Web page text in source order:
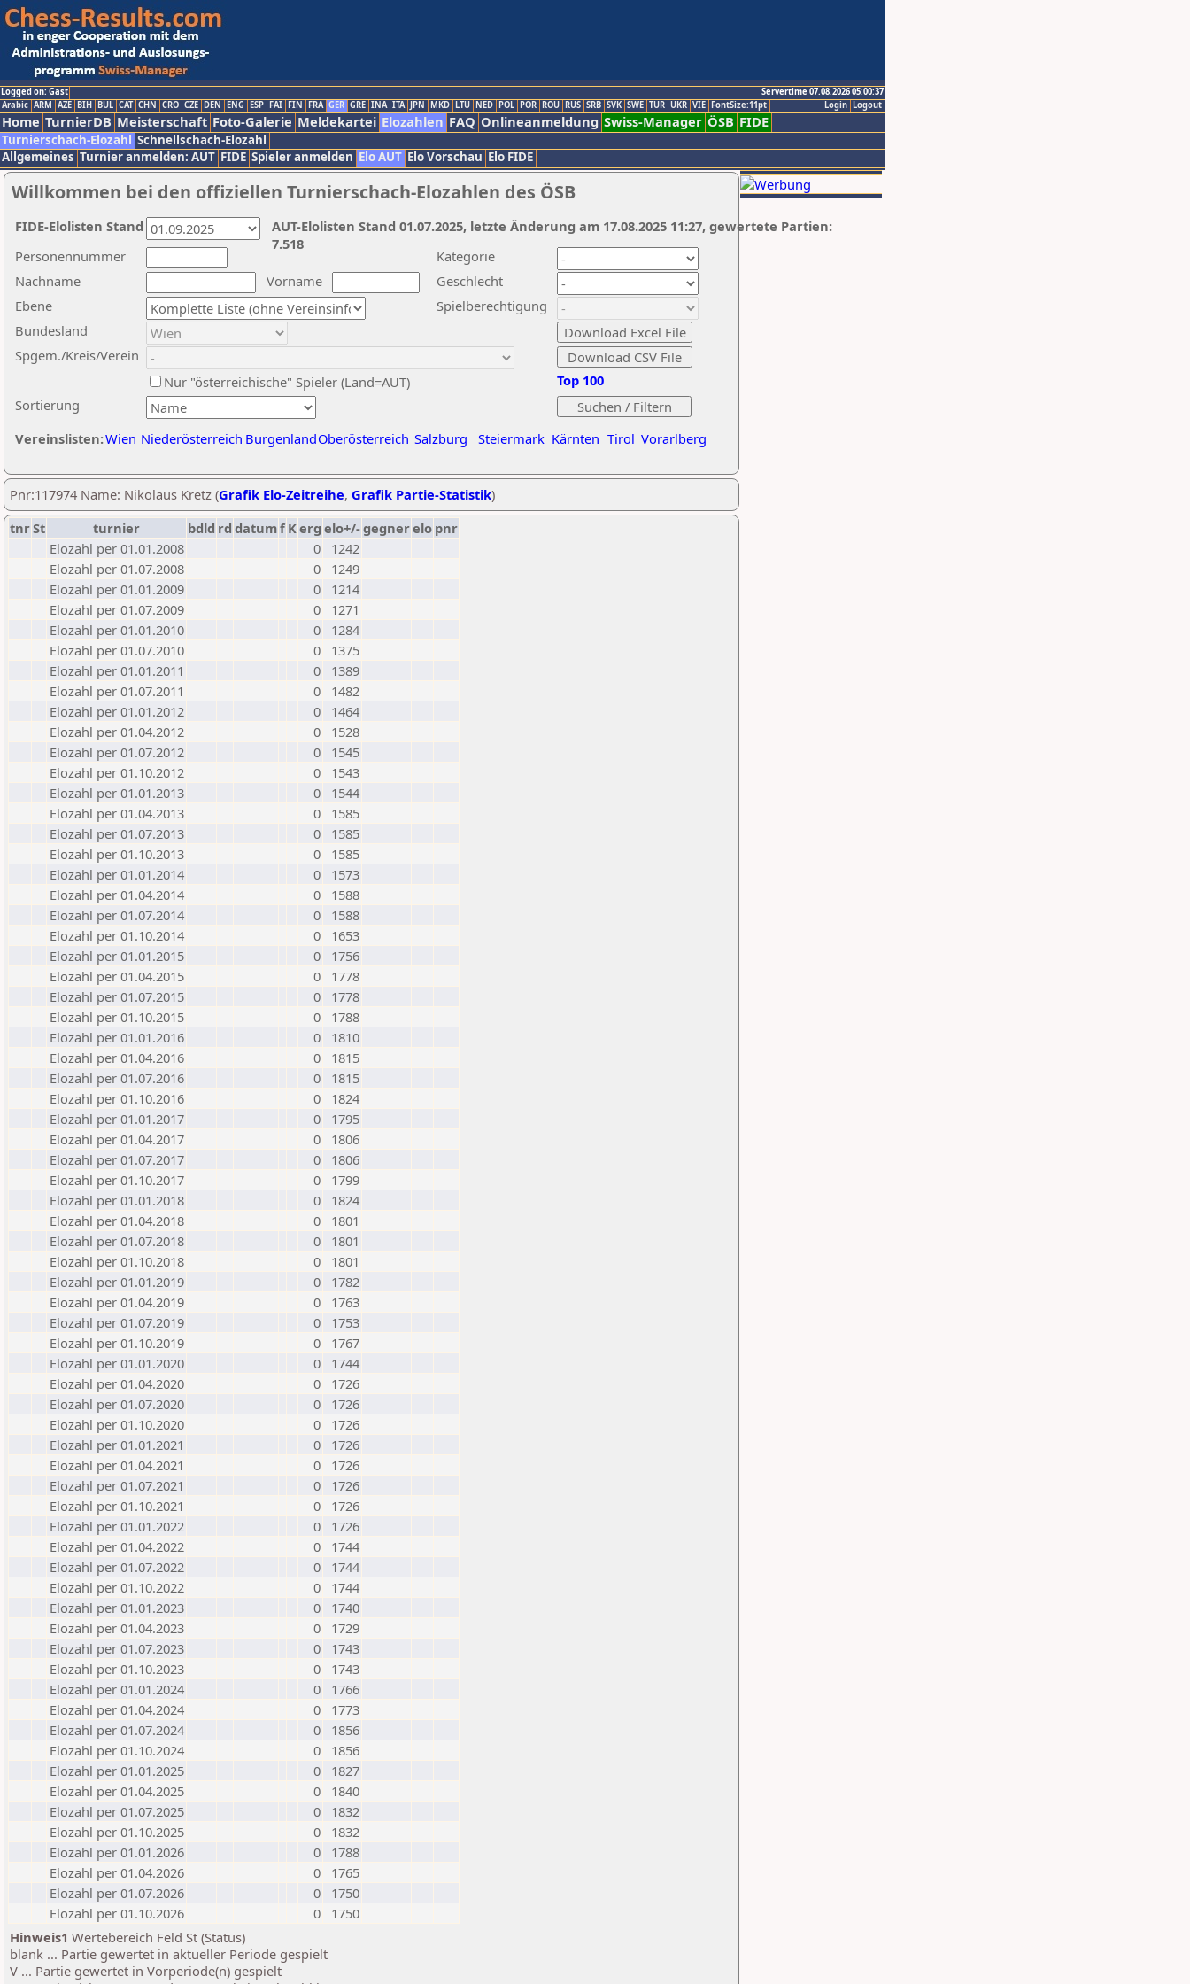
Logged on: Gast
Servertime 07.08.2026 05:00:37
Logout
Login
Arabic ARM AZE BIH BUL CAT CHN CRO CZE DEN ENG ESP FAI FIN FRA GER GRE INA ITA JPN MKD LTU NED POL POR ROU RUS SRB SVK SWE TUR UKR VIE FontSize:11pt
Home TurnierDB Meisterschaft Foto-Galerie Meldekartei Elozahlen FAQ Onlineanmeldung Swiss-Manager ÖSB FIDE
Turnierschach-Elozahl Schnellschach-Elozahl
Allgemeines Turnier anmelden: AUT FIDE Spieler anmelden Elo AUT Elo Vorschau Elo FIDE
Willkommen bei den offiziellen Turnierschach-Elozahlen des ÖSB
Nachname
Vorname
Ebene
Kategorie
Sortierung
Personennummer
Bundesland
Spgem./Kreis/Verein
Geschlecht
Nur "österreichische" Spieler (Land=AUT)
Spielberechtigung
Vereinslisten:Wien Niederösterreich BurgenlandOberösterreich Salzburg Steiermark Kärnten Tirol Vorarlberg
Top 100
AUT-Elolisten Stand 01.07.2025, letzte Änderung am 17.08.2025 11:27, gewertete Partien:
7.518
FIDE-Elolisten Stand
Pnr:117974 Name: Nikolaus Kretz (Grafik Elo-Zeitreihe, Grafik Partie-Statistik)
tnrSt turnier bdld rd datumf Kerg elo+/-gegnerelo pnr
Elozahl per 01.01.2008
0
1242
Elozahl per 01.07.2008
0
1249
Elozahl per 01.01.2009
0
1214
Elozahl per 01.07.2009
0
1271
Elozahl per 01.01.2010
0
1284
Elozahl per 01.07.2010
0
1375
Elozahl per 01.01.2011
0
1389
Elozahl per 01.07.2011
0
1482
Elozahl per 01.01.2012
0
1464
Elozahl per 01.04.2012
0
1528
Elozahl per 01.07.2012
0
1545
Elozahl per 01.10.2012
0
1543
Elozahl per 01.01.2013
0
1544
Elozahl per 01.04.2013
0
1585
Elozahl per 01.07.2013
0
1585
Elozahl per 01.10.2013
0
1585
Elozahl per 01.01.2014
0
1573
Elozahl per 01.04.2014
0
1588
Elozahl per 01.07.2014
0
1588
Elozahl per 01.10.2014
0
1653
Elozahl per 01.01.2015
0
1756
Elozahl per 01.04.2015
0
1778
Elozahl per 01.07.2015
0
1778
Elozahl per 01.10.2015
0
1788
Elozahl per 01.01.2016
0
1810
Elozahl per 01.04.2016
0
1815
Elozahl per 01.07.2016
0
1815
Elozahl per 01.10.2016
0
1824
Elozahl per 01.01.2017
0
1795
Elozahl per 01.04.2017
0
1806
Elozahl per 01.07.2017
0
1806
Elozahl per 01.10.2017
0
1799
Elozahl per 01.01.2018
0
1824
Elozahl per 01.04.2018
0
1801
Elozahl per 01.07.2018
0
1801
Elozahl per 01.10.2018
0
1801
Elozahl per 01.01.2019
0
1782
Elozahl per 01.04.2019
0
1763
Elozahl per 01.07.2019
0
1753
Elozahl per 01.10.2019
0
1767
Elozahl per 01.01.2020
0
1744
Elozahl per 01.04.2020
0
1726
Elozahl per 01.07.2020
0
1726
Elozahl per 01.10.2020
0
1726
Elozahl per 01.01.2021
0
1726
Elozahl per 01.04.2021
0
1726
Elozahl per 01.07.2021
0
1726
Elozahl per 01.10.2021
0
1726
Elozahl per 01.01.2022
0
1726
Elozahl per 01.04.2022
0
1744
Elozahl per 01.07.2022
0
1744
Elozahl per 01.10.2022
0
1744
Elozahl per 01.01.2023
0
1740
Elozahl per 01.04.2023
0
1729
Elozahl per 01.07.2023
0
1743
Elozahl per 01.10.2023
0
1743
Elozahl per 01.01.2024
0
1766
Elozahl per 01.04.2024
0
1773
Elozahl per 01.07.2024
0
1856
Elozahl per 01.10.2024
0
1856
Elozahl per 01.01.2025
0
1827
Elozahl per 01.04.2025
0
1840
Elozahl per 01.07.2025
0
1832
Elozahl per 01.10.2025
0
1832
Elozahl per 01.01.2026
0
1788
Elozahl per 01.04.2026
0
1765
Elozahl per 01.07.2026
0
1750
Elozahl per 01.10.2026
0
1750
Hinweis1 Wertebereich Feld St (Status)
blank ... Partie gewertet in aktueller Periode gespielt
V ... Partie gewertet in Vorperiode(n) gespielt